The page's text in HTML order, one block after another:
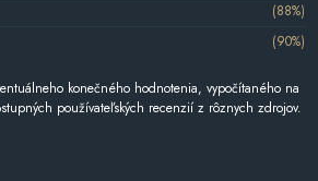
(88%)
(90%)
konečného hodnotenia, vypočítaného na
používateľských recenzií z rôznych zdrojov.